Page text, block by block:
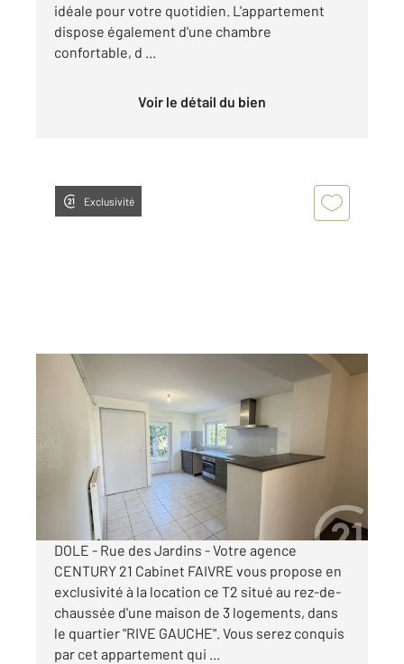
idéale pour votre quotidien. L'appartement
dispose également d'une chambre
confortable, d ...
Voir le détail du bien
Exclusivité
DOLE 39
43,85 m
, 2 pièces
Ref : 13560
Appartement F2 à louer
510 €
par mois charges comprises
DOLE - Rue des Jardins - Votre agence
CENTURY 21 Cabinet FAIVRE vous propose en
exclusivité à la location ce T2 situé au rez-de-
chaussée d'une maison de 3 logements, dans
le quartier "RIVE GAUCHE". Vous serez conquis
par cet appartement qui ...